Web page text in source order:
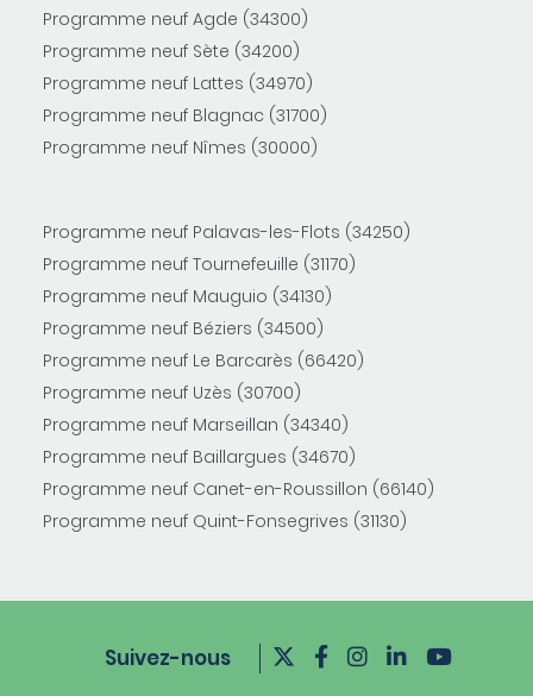
Programme neuf Agde (34300)
Programme neuf Sète (34200)
Programme neuf Lattes (34970)
Programme neuf Blagnac (31700)
Programme neuf Nîmes (30000)
Programme neuf Palavas-les-Flots (34250)
Programme neuf Tournefeuille (31170)
Programme neuf Mauguio (34130)
Programme neuf Béziers (34500)
Programme neuf Le Barcarès (66420)
Programme neuf Uzès (30700)
Programme neuf Marseillan (34340)
Programme neuf Baillargues (34670)
Programme neuf Canet-en-Roussillon (66140)
Programme neuf Quint-Fonsegrives (31130)
Suivez-nous